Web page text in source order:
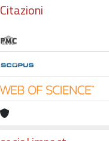
Citazioni